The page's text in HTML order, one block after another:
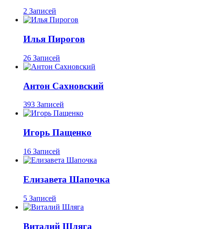
2 Записей
Илья Пирогов
26 Записей
Антон Сахновский
393 Записей
Игорь Пащенко
16 Записей
Елизавета Шапочка
5 Записей
Виталий Шляга